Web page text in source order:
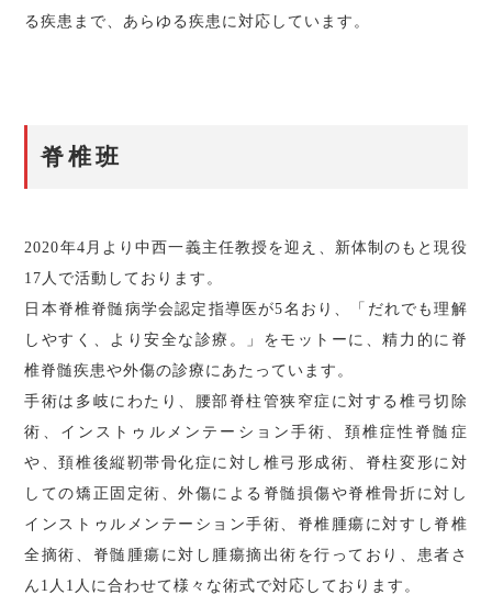
る疾患まで、あらゆる疾患に対応しています。
脊椎班
2020年4月より中西一義主任教授を迎え、新体制のもと現役
17人で活動しております。
日本脊椎脊髄病学会認定指導医が5名おり、「だれでも理解
しやすく、より安全な診療。」をモットーに、精力的に脊
椎脊髄疾患や外傷の診療にあたっています。
手術は多岐にわたり、腰部脊柱管狭窄症に対する椎弓切除
術、インストゥルメンテーション手術、頚椎症性脊髄症
や、頚椎後縦靭帯骨化症に対し椎弓形成術、脊柱変形に対
しての矯正固定術、外傷による脊髄損傷や脊椎骨折に対し
インストゥルメンテーション手術、脊椎腫瘍に対すし脊椎
全摘術、脊髄腫瘍に対し腫瘍摘出術を行っており、患者さ
ん1人1人に合わせて様々な術式で対応しております。